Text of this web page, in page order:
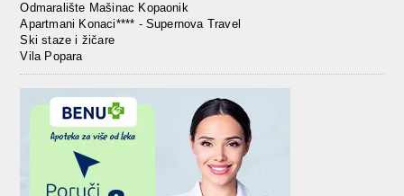
Odmaralište Mašinac Kopaonik
Apartmani Konaci**** - Supernova Travel
Ski staze i žičare
Vila Popara